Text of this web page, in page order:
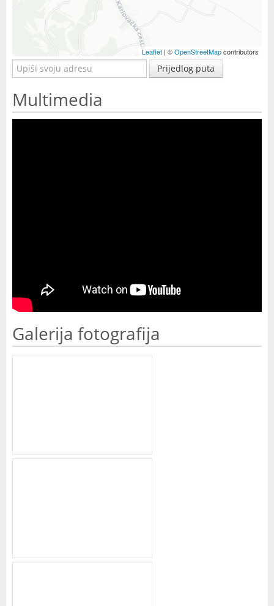
Leaflet | ©OpenStreetMapcontributors
Prijedlog puta
Multimedia
Galerija fotografija